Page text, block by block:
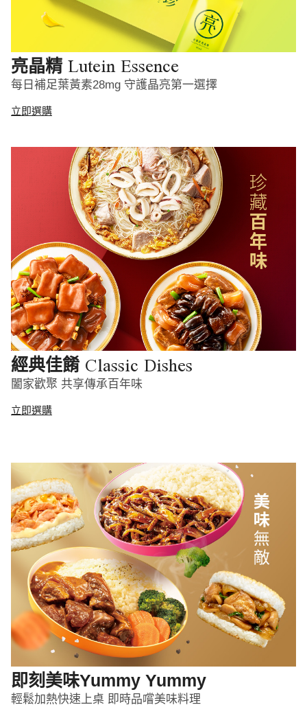
亮晶精 Lutein Essence
每日補足葉黃素28mg 守護晶亮第一選擇
立即選購
經典佳餚 Classic Dishes
闔家歡聚 共享傳承百年味
立即選購
即刻美味Yummy Yummy
輕鬆加熱快速上桌 即時品嚐美味料理